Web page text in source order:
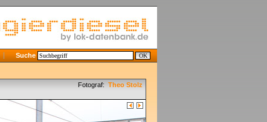
Suche
Fotograf: Theo Stolz